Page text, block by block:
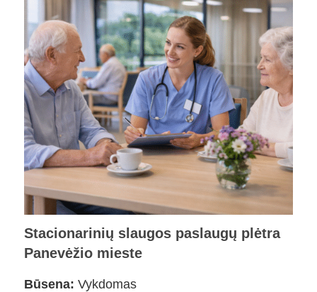
Stacionarinių slaugos paslaugų plėtra
Panevėžio mieste
Būsena: Vykdomas